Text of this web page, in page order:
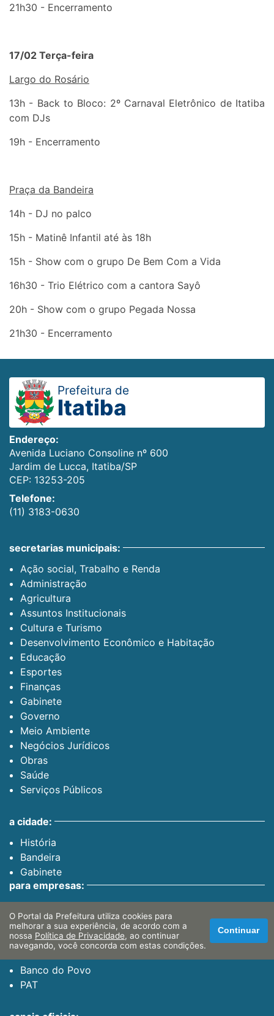
21h30 - Encerramento
17/02 Terça-feira
Largo do Rosário
13h - Back to Bloco: 2º Carnaval Eletrônico de Itatiba
com DJs
19h - Encerramento
Praça da Bandeira
14h - DJ no palco
15h - Matinê Infantil até às 18h
15h - Show com o grupo De Bem Com a Vida
16h30 - Trio Elétrico com a cantora Sayô
20h - Show com o grupo Pegada Nossa
21h30 - Encerramento
Prefeitura de
Itatiba
Endereço:
Avenida Luciano Consoline nº 600
Jardim de Lucca, Itatiba/SP
CEP: 13253-205
Telefone:
(11) 3183-0630
secretarias municipais:
Ação social, Trabalho e Renda
Administração
Agricultura
Assuntos Institucionais
Cultura e Turismo
Desenvolvimento Econômico e Habitação
Educação
Esportes
Finanças
Gabinete
Governo
Meio Ambiente
Negócios Jurídicos
Obras
Saúde
Serviços Públicos
a cidade:
História
Bandeira
Gabinete
para empresas:
Dívida Ativa
Finanças Web
Certidão Negativa
para o cidadão:
Banco do Povo
PAT
O Portal da Prefeitura utiliza cookies para
melhorar a sua experiência, de acordo com a
nossa Política de Privacidade, ao continuar
navegando, você concorda com estas condições.
Continuar